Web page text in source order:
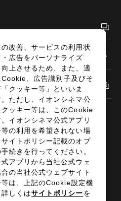
サイトポリシー
お問い合わせ
特定商取引法に基づく表示
改善、サービスの利用状
広告をパーソナライズ
上させるため、また、適
、広告識別子及びそ
クッキー等」といいま
ただし、イオンシネマ公
ッキー等は、このCookie
イオンシネマ公式アプリ
の利用を希望されない場
イトポリシー記載のオプ
続きを行ってください。
アプリから当社公式ウェ
の当社公式ウェブサイト
は、上記のCookie設定機
しくはサイトポリシーを